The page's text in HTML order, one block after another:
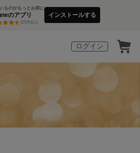
ものがもっとお得に
のアプリ
3万件以上
インストールする
ログイン